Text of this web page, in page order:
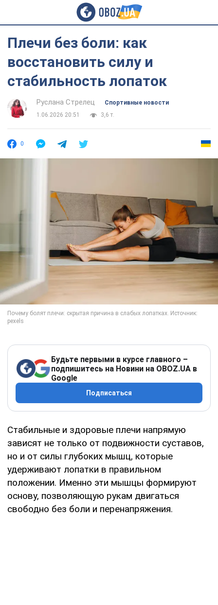
Плечи без боли: как
восстановить силу и
стабильность лопаток
Руслана Стрелец
Спортивные новости
1.06.2026 20:51
3,6 т.
0
Будьте первыми в курсе главного –
подпишитесь на Новини на OBOZ.UA в
Google
Подписаться
Стабильные и здоровые плечи напрямую
зависят не только от подвижности суставов,
но и от силы глубоких мышц, которые
удерживают лопатки в правильном
положении. Именно эти мышцы формируют
основу, позволяющую рукам двигаться
свободно без боли и перенапряжения.